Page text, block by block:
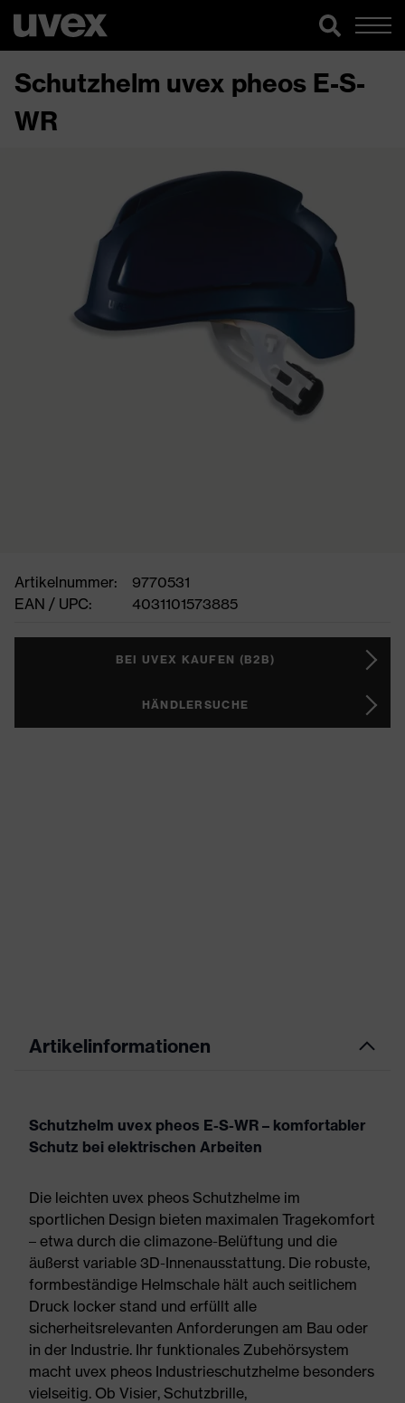
Schutzhelm uvex pheos E-S-
WR
Artikelnummer:
9770531
EAN / UPC:
4031101573885
BEI UVEX KAUFEN (B2B)
HÄNDLERSUCHE
Artikelinformationen
Schutzhelm uvex pheos E-S-WR – komfortabler
Schutz bei elektrischen Arbeiten
Die leichten uvex pheos Schutzhelme im
sportlichen Design bieten maximalen Tragekomfort
– etwa durch die climazone-Belüftung und die
äußerst variable 3D-Innenausstattung. Die robuste,
formbeständige Helmschale hält auch seitlichem
Druck locker stand und erfüllt alle
sicherheitsrelevanten Anforderungen am Bau oder
in der Industrie. Ihr funktionales Zubehörsystem
macht uvex pheos Industrieschutzhelme besonders
vielseitig. Ob Visier, Schutzbrille,